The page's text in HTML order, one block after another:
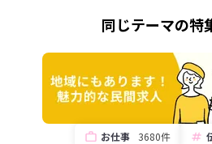
同じテーマの特
お仕事 3680件